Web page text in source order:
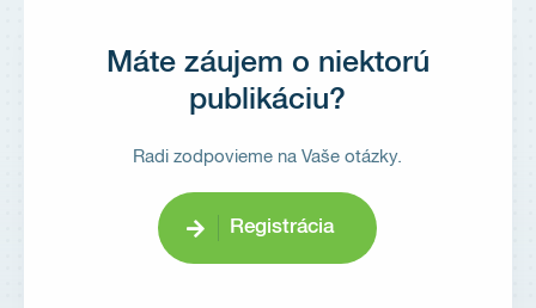
Máte záujem o niektorú
publikáciu?
Radi zodpovieme na Vaše otázky.
Registrácia